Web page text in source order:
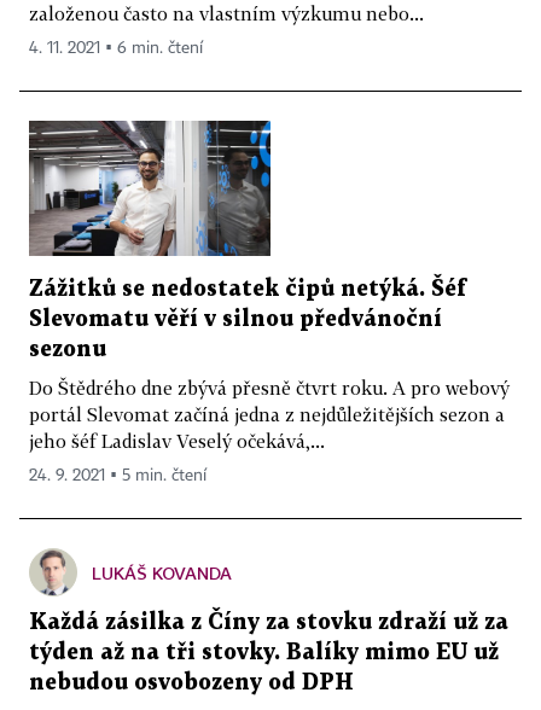
založenou často na vlastním výzkumu nebo...
4. 11. 2021 ▪ 6 min. čtení
Zážitků se nedostatek čipů netýká. Šéf
Slevomatu věří v silnou předvánoční
sezonu
Do Štědrého dne zbývá přesně čtvrt roku. A pro webový
portál Slevomat začíná jedna z nejdůležitějších sezon a
jeho šéf Ladislav Veselý očekává,...
24. 9. 2021 ▪ 5 min. čtení
LUKÁŠ KOVANDA
Každá zásilka z Číny za stovku zdraží už za
týden až na tři stovky. Balíky mimo EU už
nebudou osvobozeny od DPH